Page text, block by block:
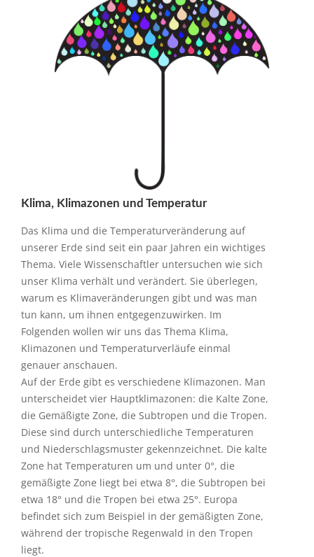
Klima, Klimazonen und Temperatur
Das Klima und die Temperaturveränderung auf
unserer Erde sind seit ein paar Jahren ein wichtiges
Thema. Viele Wissenschaftler untersuchen wie sich
unser Klima verhält und verändert. Sie überlegen,
warum es Klimaveränderungen gibt und was man
tun kann, um ihnen entgegenzuwirken. Im
Folgenden wollen wir uns das Thema Klima,
Klimazonen und Temperaturverläufe einmal
genauer anschauen.
Auf der Erde gibt es verschiedene Klimazonen. Man
unterscheidet vier Hauptklimazonen: die Kalte Zone,
die Gemäßigte Zone, die Subtropen und die Tropen.
Diese sind durch unterschiedliche Temperaturen
und Niederschlagsmuster gekennzeichnet. Die kalte
Zone hat Temperaturen um und unter 0°, die
gemäßigte Zone liegt bei etwa 8°, die Subtropen bei
etwa 18° und die Tropen bei etwa 25°. Europa
befindet sich zum Beispiel in der gemäßigten Zone,
während der tropische Regenwald in den Tropen
liegt.